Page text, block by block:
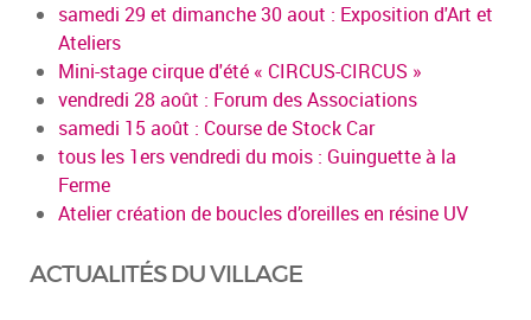
samedi 29 et dimanche 30 aout : Exposition d'Art et
Ateliers
Mini-stage cirque d'été « CIRCUS-CIRCUS »
vendredi 28 août : Forum des Associations
samedi 15 août : Course de Stock Car
tous les 1ers vendredi du mois : Guinguette à la
Ferme
Atelier création de boucles d’oreilles en résine UV
ACTUALITÉS DU VILLAGE